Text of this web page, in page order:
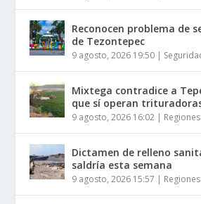
Reconocen problema de
de Tezontepec
9 agosto, 2026 19:50 |
Mixtega contradice a
que sí operan
9 agosto, 2026 16:02 | Regiones
Dictamen de relleno
saldría esta semana
9 agosto, 2026 15:57 | Regiones